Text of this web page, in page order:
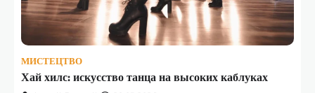
МИСТЕЦТВО
Хай хилс: искусство танца на высоких каблуках